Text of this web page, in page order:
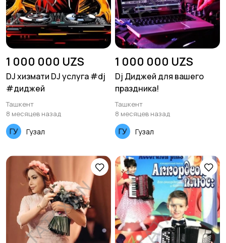
1 000 000 UZS
DJ хизмати DJ услуга #dj
#диджей
Ташкент
8 месяцев назад
Гузал
1 000 000 UZS
Dj Диджей для вашего
праздника!
Ташкент
8 месяцев назад
Гузал